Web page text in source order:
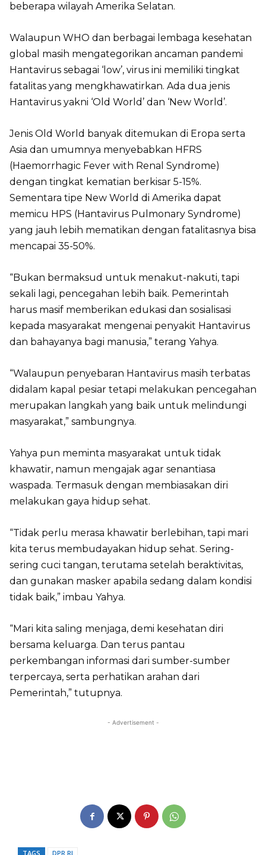
beberapa wilayah Amerika Selatan.
Walaupun WHO dan berbagai lembaga kesehatan
global masih mengategorikan ancaman pandemi
Hantavirus sebagai ‘low’, virus ini memiliki tingkat
fatalitas yang mengkhawatirkan. Ada dua jenis
Hantavirus yakni ‘Old World’ dan ‘New World’.
Jenis Old World banyak ditemukan di Eropa serta
Asia dan umumnya menyebabkan HFRS
(Haemorrhagic Fever with Renal Syndrome)
dengan tingkat kematian berkisar 5-15%.
Sementara tipe New World di Amerika dapat
memicu HPS (Hantavirus Pulmonary Syndrome)
yang jauh lebih mematikan dengan fatalitasnya bisa
mencapai 35-50%.
“Bukan bermaksud untuk menakut-nakuti, tapi
sekali lagi, pencegahan lebih baik. Pemerintah
harus masif memberikan edukasi dan sosialisasi
kepada masyarakat mengenai penyakit Hantavirus
dan bahayanya bagi manusia,” terang Yahya.
“Walaupun penyebaran Hantavirus masih terbatas
didalam kapal pesiar tetapi melakukan pencegahan
merupakan langkah yang baik untuk melindungi
masyarakat,” sambungnya.
Yahya pun meminta masyarakat untuk tidak
khawatir, namun mengajak agar senantiasa
waspada. Termasuk dengan membiasakan diri
melakukan gaya hidup sehat.
“Tidak perlu merasa khawatir berlebihan, tapi mari
kita terus membudayakan hidup sehat. Sering-
sering cuci tangan, terutama setelah beraktivitas,
dan gunakan masker apabila sedang dalam kondisi
tidak baik,” imbau Yahya.
“Mari kita saling menjaga, demi kesehatan diri
bersama keluarga. Dan terus pantau
perkembangan informasi dari sumber-sumber
terpercaya, serta perhatikan arahan dari
Pemerintah,” tutupnya.
- Advertisement -
TAGS DPR RI